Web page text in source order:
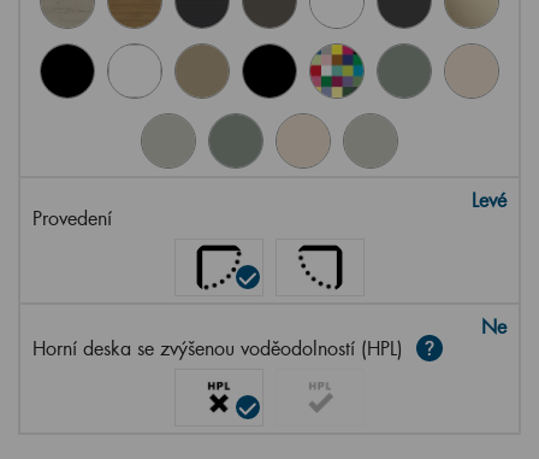
Provedení
Levé
Horní deska se zvýšenou voděodolností (HPL)
Ne